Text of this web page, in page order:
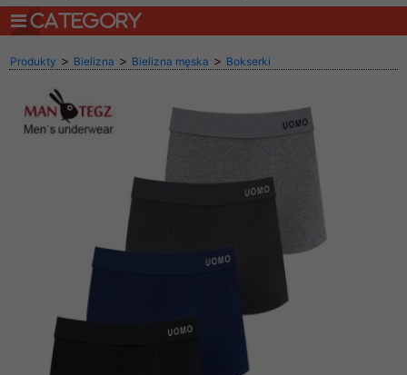
CATEGORY
Produkty > Bielizna > Bielizna męska > Bokserki